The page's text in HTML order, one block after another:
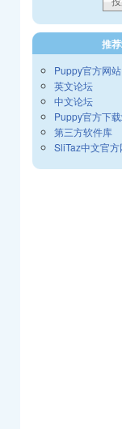
推
Puppy官方网站
英文论坛
中文论坛
Puppy官方下
第三方软件库
SliTaz中文官方